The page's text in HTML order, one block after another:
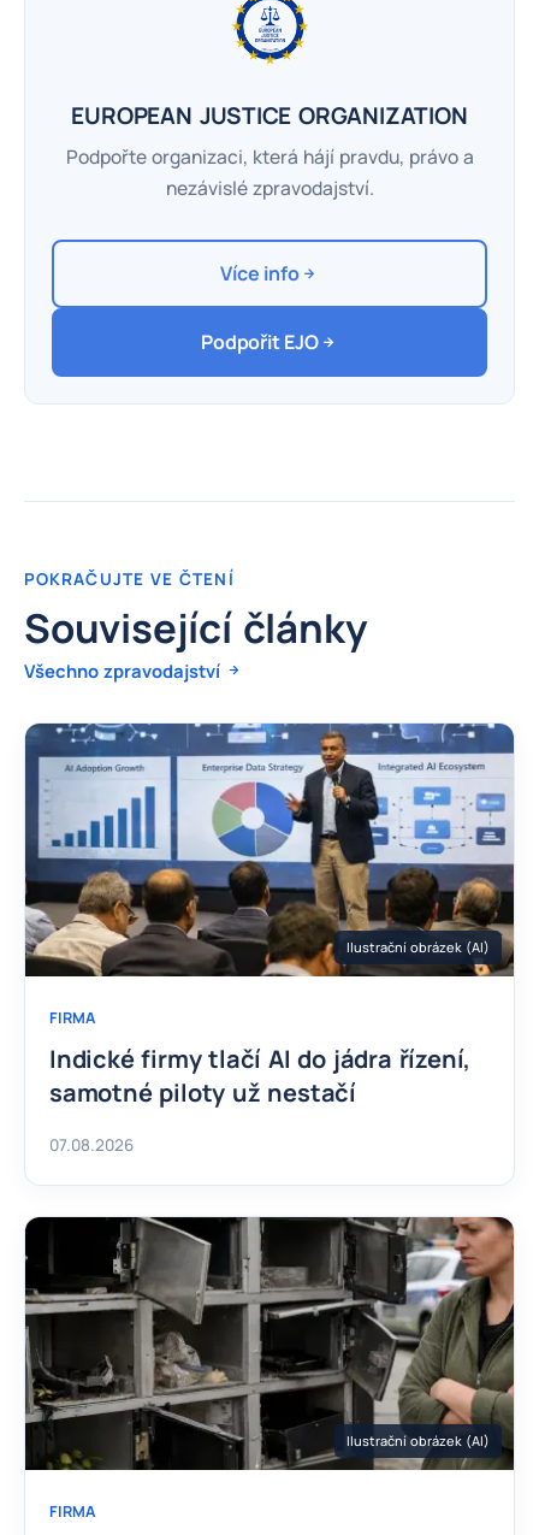
EUROPEAN JUSTICE ORGANIZATION
Podpořte organizaci, která hájí pravdu, právo a
nezávislé zpravodajství.
Více info
Podpořit EJO
POKRAČUJTE VE ČTENÍ
Související články
Všechno zpravodajství
Ilustrační obrázek (AI)
FIRMA
Indické firmy tlačí AI do jádra řízení,
samotné piloty už nestačí
07.08.2026
Ilustrační obrázek (AI)
FIRMA